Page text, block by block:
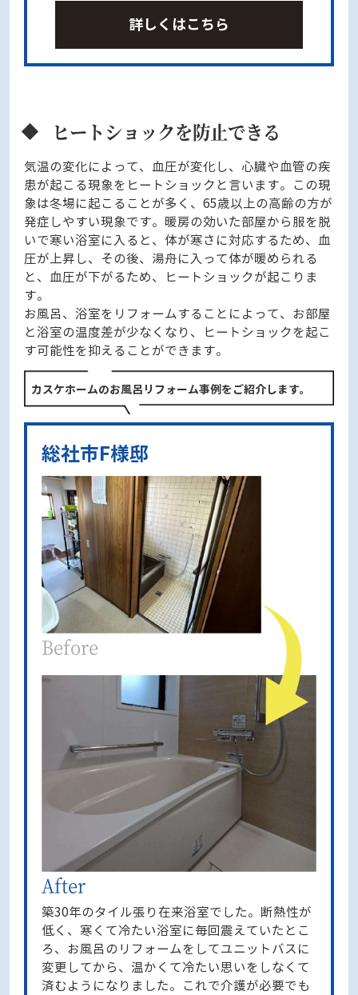
詳しくはこちら
ヒートショックを防止できる
気温の変化によって、血圧が変化し、心臓や血管の疾
患が起こる現象をヒートショックと言います。この現
象は冬場に起こることが多く、65歳以上の高齢の方が
発症しやすい現象です。暖房の効いた部屋から服を脱
いで寒い浴室に入ると、体が寒さに対応するため、血
圧が上昇し、その後、湯舟に入って体が暖められる
と、血圧が下がるため、ヒートショックが起こりま
す。
お風呂、浴室をリフォームすることによって、お部屋
と浴室の温度差が少なくなり、ヒートショックを起こ
す可能性を抑えることができます。
カスケホームのお風呂リフォーム事例をご紹介します。
総社市F様邸
築30年のタイル張り在来浴室でした。断熱性が
低く、寒くて冷たい浴室に毎回震えていたとこ
ろ、お風呂のリフォームをしてユニットバスに
変更してから、温かくて冷たい思いをしなくて
済むようになりました。これで介護が必要でも